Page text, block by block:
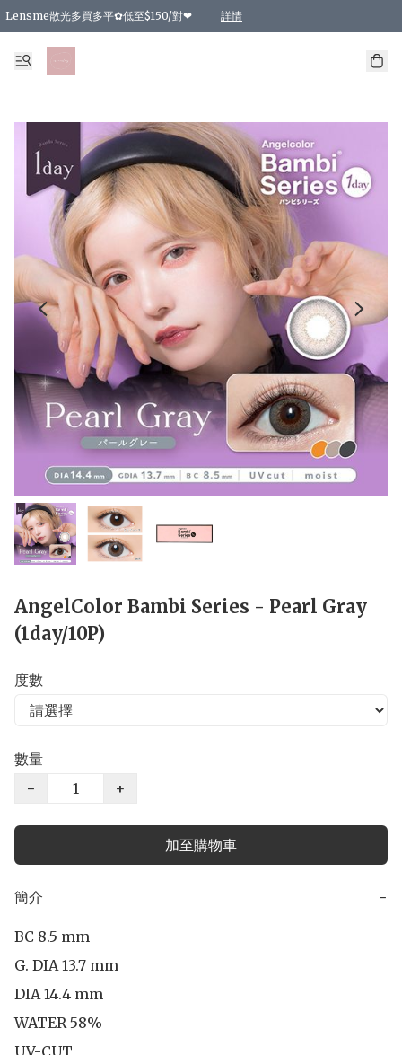
Lensme散光多買多平✿低至$150/對❤ 詳情
台灣Karacon⁩✧日拋 特價清貨❁⃘
日本韓國多款日/月拋現貨☼ 特價❤︎數量有限 售完即止
🇰🇷韓國多款月拋現貨 特價兩對$99✿數量有限 售完即止♫
精選商品，任選買2件或以上9 折；買4件或以上85 折；買6件或以上8 折
精選商品，任選買2件HKD 140.00；買4件HKD 260.00
精選商品，任選買2件HKD 190.00；買4件HKD 360.00
精選商品，任選買2件HKD 110.00；買4件HKD 180.00
精選商品，任選買2件HKD 170.00；買4件HKD 320.00
精選商品，任選買2件或以上減HKD 148.00
精選商品，任選買2件或以上減HKD 148.00
精選商品，任選買2件或以上95 折；買4件或以上9 折；買6件或以上85 折；買8件
精選商品，任選買12件或以上87 折
精選商品，任選買2件或以上減HKD 16.00；買4件或以上減HKD 32.00；買6
精選商品，任選買2件或以上95 折；買4件或以上9 折；買8件或以上85 折；買12
購物滿 HKD 800.00即享免運費優惠！（適用於 特定的送貨方式 )
AngelColor Bambi Series - Pearl Gray
(1day/10P)
度數
數量
−
+
加至購物車
簡介 −
BC 8.5 mm
G. DIA 13.7 mm
DIA 14.4 mm
WATER 58%